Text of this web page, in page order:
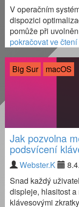
V operačním
dispozici
pomůže při
pokračovat ve čtení
Big Sur macOS
Jak pozvolna
podsvícení
Webster.K
Snad každý
displeje, hlasitost
klávesovými